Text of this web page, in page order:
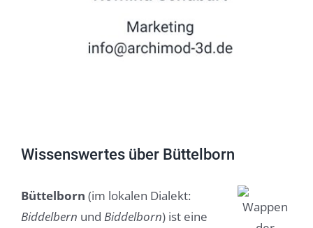
Wissenswertes über Büttelborn
Büttelborn (im lokalen Dialekt:
Biddelbern und Biddelborn) ist eine